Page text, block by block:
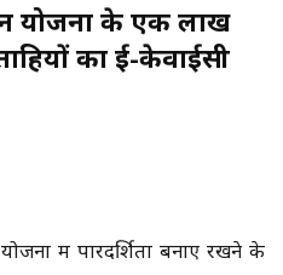
योजना के एक लाख
का ई-केवाईसी
में पारदर्शिता बनाए रखने के